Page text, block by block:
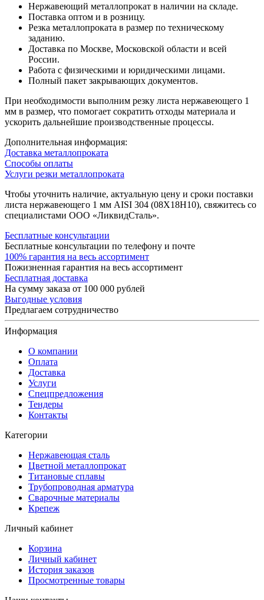
Нержавеющий металлопрокат в наличии на складе.
Поставка оптом и в розницу.
Резка металлопроката в размер по техническому
заданию.
Доставка по Москве, Московской области и всей
России.
Работа с физическими и юридическими лицами.
Полный пакет закрывающих документов.
При необходимости выполним резку листа нержавеющего 1
мм в размер, что помогает сократить отходы материала и
ускорить дальнейшие производственные процессы.
Дополнительная информация:
Доставка металлопроката
Способы оплаты
Услуги резки металлопроката
Чтобы уточнить наличие, актуальную цену и сроки поставки
листа нержавеющего 1 мм AISI 304 (08Х18Н10), свяжитесь со
специалистами ООО «ЛиквидСталь».
Бесплатные консультации
Бесплатные консультации по телефону и почте
100% гарантия на весь ассортимент
Пожизненная гарантия на весь ассортимент
Бесплатная доставка
На сумму заказа от 100 000 рублей
Выгодные условия
Предлагаем сотрудничество
Информация
О компании
Оплата
Доставка
Услуги
Спецпредложения
Тендеры
Контакты
Категории
Нержавеющая сталь
Цветной металлопрокат
Титановые сплавы
Трубопроводная арматура
Сварочные материалы
Крепеж
Личный кабинет
Корзина
Личный кабинет
История заказов
Просмотренные товары